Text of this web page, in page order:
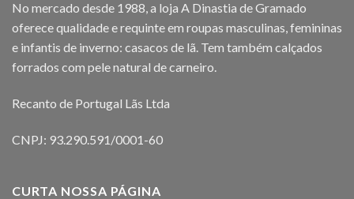
No mercado desde 1988, a loja A Dinastia de Gramado
oferece qualidade e requinte em roupas masculinas, femininas
e infantis de inverno: casacos de lã. Tem também calçados
forrados com pele natural de carneiro.
Recanto de Portugal Lãs Ltda
CNPJ: 93.290.591/0001-60
CURTA NOSSA PÁGINA